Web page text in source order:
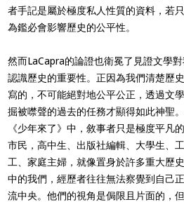
者手記是屬於極度私人性質的資料，若
為鑑必會影響歷史的公平性。
然而LaCapra的論證也衛冕了見證文學
認識歷史的重要性。正因為我們清楚歷
寫的，不可能絕對地公平公正，透過文
掘被噤聲的過去的任務才顯得如此神聖
《少年來了》中，敘事者只是極度平凡
市民，高中生、出版社編輯、大學生、
工、家庭主婦，就像置身於許多重大歷
中的我們，經歷者往往無法察覺到自己
流中央。他們的視角是侷限且片面的，